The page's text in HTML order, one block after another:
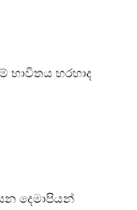
භාවිතය හරහාද
දෙමාපියන්